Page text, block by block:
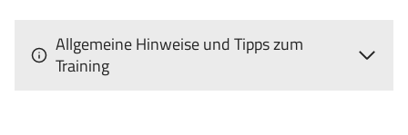
Allgemeine Hinweise und Tipps zum
Training